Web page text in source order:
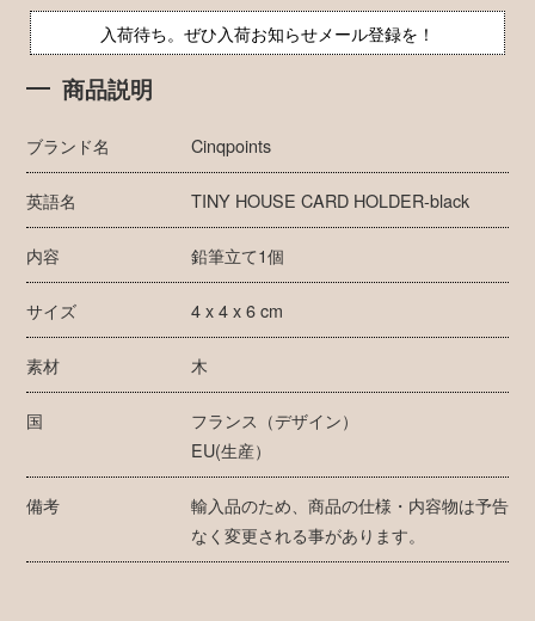
入荷待ち。ぜひ入荷お知らせメール登録を！
商品説明
ブランド名 Cinqpoints
英語名 TINY HOUSE CARD HOLDER-black
内容 鉛筆立て1個
サイズ 4 x 4 x 6 cm
素材 木
国
フランス（デザイン）
EU(生産）
備考
輸入品のため、商品の仕様・内容物は予告
なく変更される事があります。